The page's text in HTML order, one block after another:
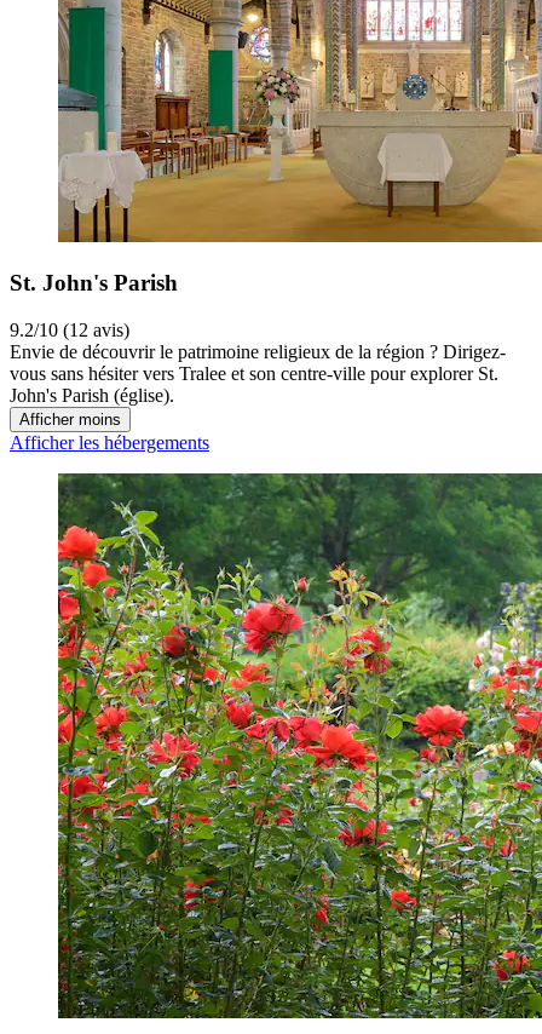
St. John's Parish
9.2/10 (12 avis)
Envie de découvrir le patrimoine religieux de la région ? Dirigez-
vous sans hésiter vers Tralee et son centre-ville pour explorer St.
John's Parish (église).
Afficher moins
Afficher les hébergements